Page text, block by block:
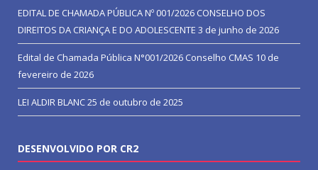
EDITAL DE CHAMADA PÚBLICA Nº 001/2026 CONSELHO DOS
DIREITOS DA CRIANÇA E DO ADOLESCENTE 3 de junho de 2026
Edital de Chamada Pública N°001/2026 Conselho CMAS 10 de
fevereiro de 2026
LEI ALDIR BLANC25 de outubro de 2025
DESENVOLVIDO POR CR2